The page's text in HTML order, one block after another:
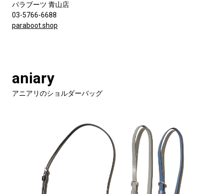
パラブーツ 青山店
03-5766-6688
paraboot.shop
aniary
アニアリのショルダーバッグ